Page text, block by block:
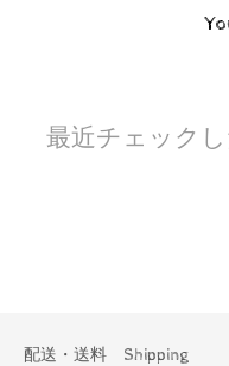
最近チェック
配送・送料 Shipping